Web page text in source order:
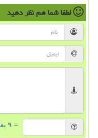
لطفا شما همنظر دهید
= ۹ بعلاوه ۲